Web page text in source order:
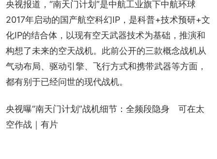
央视报道，“南天门计划”是中航工业旗下中航环球
2017年启动的国产航空科幻IP，是科普+技术预研+文
化IP的结合体，以现有空天武器技术为基础，推演和
构想了未来的空天战机。此前公开的三款概念战机从
气动布局、驱动引擎、飞行方式和携带武器等方面，
都有别于已经问世的现代战机。
央视曝“南天门计划”战机细节：全频段隐身　可在太
空作战｜有片